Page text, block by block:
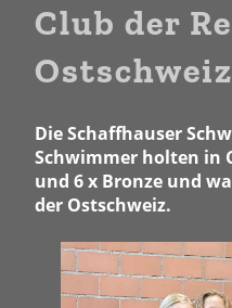
Club der
Ostschweiz
Die Schaffhauser
Schwimmer holten in
und 6 x Bronze und
der Ostschweiz.